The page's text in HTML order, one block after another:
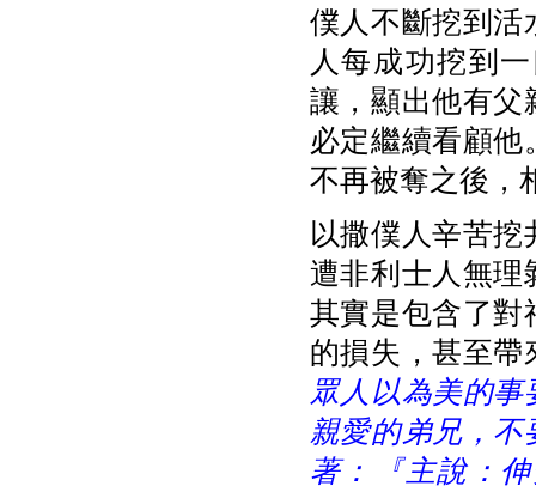
僕人不斷挖到活
人每成功挖到
讓，顯出他有父
必定繼續看顧
不再被奪之後，
以撒僕人辛苦
遭非利士人無理
其實是包含了對
的損失，甚至帶
眾人以為美的
親愛的弟兄，
著：『主說：